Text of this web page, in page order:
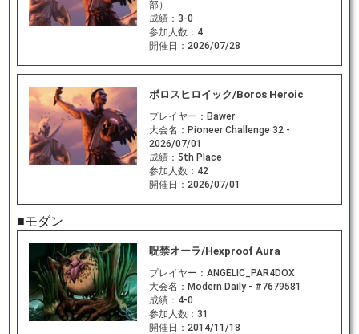
部）
成績： 3-0
参加人数： 4
開催日： 2026/07/28
ボロスヒロイック/Boros Heroic
プレイヤー： Bawer
大会名： Pioneer Challenge 32 -
2026/07/01
成績： 5th Place
参加人数： 42
開催日： 2026/07/01
■モダン
呪禁オーラ/Hexproof Aura
プレイヤー： ANGELIC_PAR4DOX
大会名： Modern Daily - #7679581
成績： 4-0
参加人数： 31
開催日： 2014/11/18